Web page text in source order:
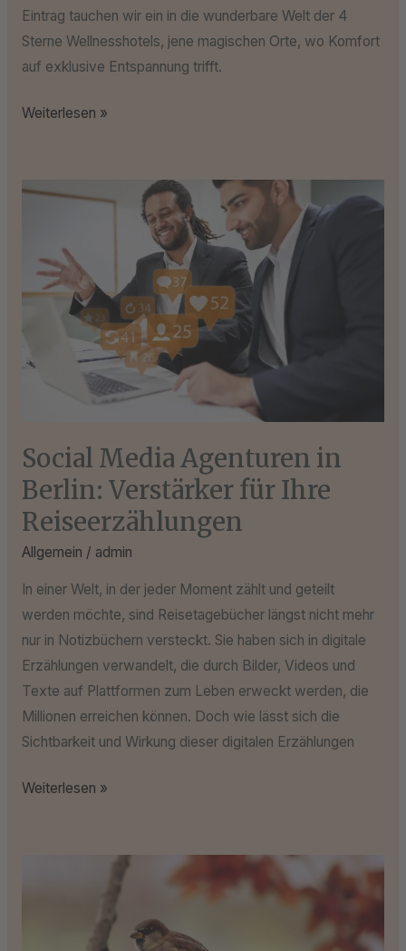
Eintrag tauchen wir ein in die wunderbare Welt der 4
Sterne Wellnesshotels, jene magischen Orte, wo Komfort
auf exklusive Entspannung trifft.
Weiterlesen »
Social Media Agenturen in
Berlin: Verstärker für Ihre
Reiseerzählungen
Allgemein / admin
In einer Welt, in der jeder Moment zählt und geteilt
werden möchte, sind Reisetagebücher längst nicht mehr
nur in Notizbüchern versteckt. Sie haben sich in digitale
Erzählungen verwandelt, die durch Bilder, Videos und
Texte auf Plattformen zum Leben erweckt werden, die
Millionen erreichen können. Doch wie lässt sich die
Sichtbarkeit und Wirkung dieser digitalen Erzählungen
Social
Berlin:
Verstärker
Ihre
Reiseerzählungen
Weiterlesen »